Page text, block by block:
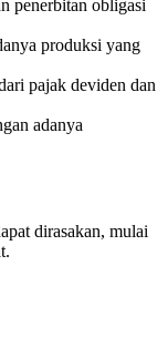
penerbitan obligasi
produksi yang
pajak deviden dan
adanya
dirasakan, mulai